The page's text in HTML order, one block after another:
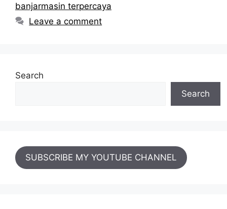
banjarmasin terpercaya
Leave a comment
Search
Search
SUBSCRIBE MY YOUTUBE CHANNEL